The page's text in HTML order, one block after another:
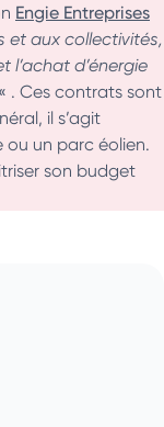
Engie Entreprises
et aux collectivités,
d’énergie
« . Ces contrats sont
il s’agit
ou un parc éolien.
son budget